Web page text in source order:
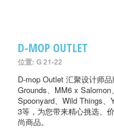
D-MOP OUTLET
位置: G 21-22
D-mop Outlet 汇聚设计师品
Grounds、MM6 x Salomon、
Spoonyard、Wild Things、
3等，为您带来精心挑选、
尚商品。